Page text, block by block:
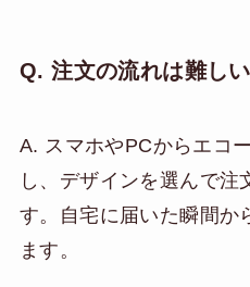
Q. 注文の流れは難し
A. スマホやPCからエコ
し、デザインを選んで注
す。自宅に届いた瞬間か
ます。